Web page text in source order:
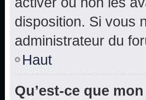
disposition. Si vous
administrateur du
Haut
Qu’est-ce que